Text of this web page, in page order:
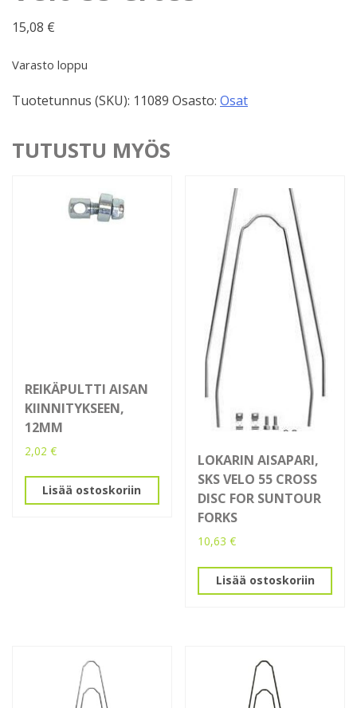
15,08 €
Varasto loppu
Tuotetunnus (SKU): 11089 Osasto: Osat
TUTUSTU MYÖS
REIKÄPULTTI AISAN
KIINNITYKSEEN,
12MM
2,02 €
Lisää ostoskoriin
LOKARIN AISAPARI,
SKS VELO 55 CROSS
DISC FOR SUNTOUR
FORKS
10,63€
Lisää ostoskoriin